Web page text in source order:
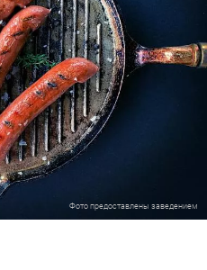
Фото предоставлены заведением